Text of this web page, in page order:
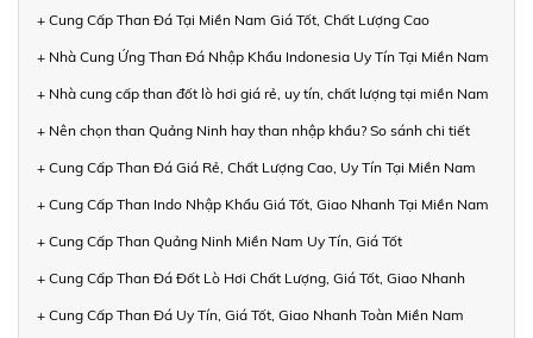
+ Cung Cấp Than Đá Tại Miền Nam Giá Tốt, Chất Lượng Cao
+ Nhà Cung Ứng Than Đá Nhập Khẩu Indonesia Uy Tín Tại Miền Nam
+ Nhà cung cấp than đốt lò hơi giá rẻ, uy tín, chất lượng tại miền Nam
+ Nên chọn than Quảng Ninh hay than nhập khẩu? So sánh chi tiết
+ Cung Cấp Than Đá Giá Rẻ, Chất Lượng Cao, Uy Tín Tại Miền Nam
+ Cung Cấp Than Indo Nhập Khẩu Giá Tốt, Giao Nhanh Tại Miền Nam
+ Cung Cấp Than Quảng Ninh Miền Nam Uy Tín, Giá Tốt
+ Cung Cấp Than Đá Đốt Lò Hơi Chất Lượng, Giá Tốt, Giao Nhanh
+ Cung Cấp Than Đá Uy Tín, Giá Tốt, Giao Nhanh Toàn Miền Nam